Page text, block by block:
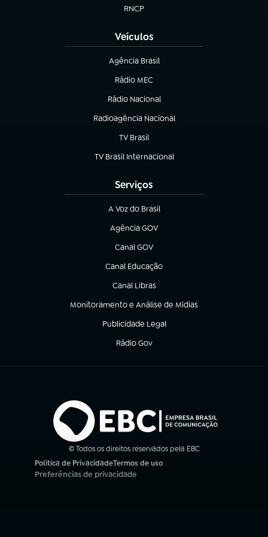
RNCP
(abre em nova aba)
Veículos
Agência Brasil
(abre em nova aba)
Rádio MEC
Rádio Nacional
(abre em nova aba)
Radioagência Nacional
(abre em nova aba)
TV Brasil
(abre em nova aba)
TV Brasil Internacional
(abre em nova aba)
Serviços
A Voz do Brasil
(abre em nova aba)
Agência GOV
(abre em nova aba)
Canal GOV
(abre em nova aba)
Canal Educação
(abre em nova aba)
Canal Libras
(abre em nova aba)
Monitoramento e Análise de Mídias
(abre em nova aba)
Publicidade Legal
(abre em nova aba)
Rádio Gov
(abre em nova aba)
© Todos os direitos reservados pela EBC
Política de Privacidade
(abre em nova aba)
Termos de uso
(abre em nova aba)
Preferências de privacidade